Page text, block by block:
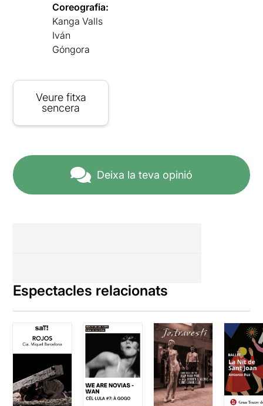
Coreografia:
Kanga Valls
Iván
Góngora
Veure fitxa
sencera
Deixa la teva opinió
Espectacles relacionats